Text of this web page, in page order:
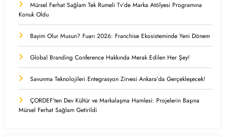
Mürsel Ferhat Sağlam Tek Rumeli Tv’de Marka Atölyesi Programına
Konuk Oldu
Bayim Olur Musun? Fuarı 2026: Franchise Ekosisteminde Yeni Dönem
Global Branding Conference Hakkında Merak Edilen Her Şey!
Savunma Teknolojileri Entegrasyon Zirvesi Ankara’da Gerçekleşecek!
ÇORDEF’ten Dev Kültür ve Markalaşma Hamlesi: Projelerin Başına
Mürsel Ferhat Sağlam Getirildi